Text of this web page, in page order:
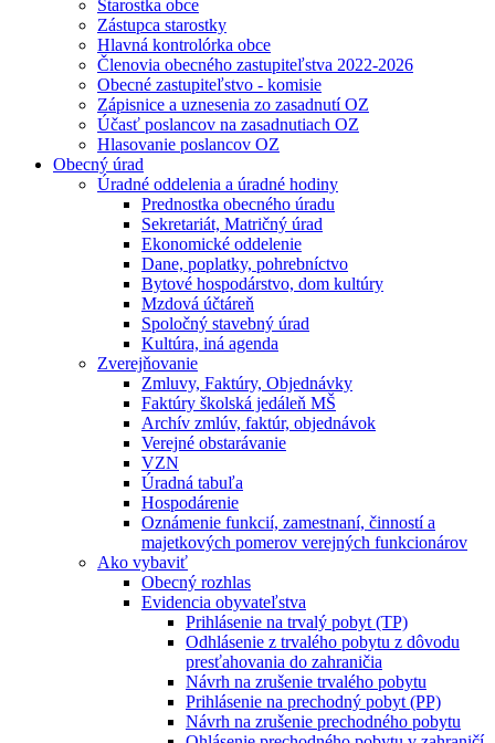
Starostka obce
Zástupca starostky
Hlavná kontrolórka obce
Členovia obecného zastupiteľstva 2022-2026
Obecné zastupiteľstvo - komisie
Zápisnice a uznesenia zo zasadnutí OZ
Účasť poslancov na zasadnutiach OZ
Hlasovanie poslancov OZ
Obecný úrad
Úradné oddelenia a úradné hodiny
Prednostka obecného úradu
Sekretariát, Matričný úrad
Ekonomické oddelenie
Dane, poplatky, pohrebníctvo
Bytové hospodárstvo, dom kultúry
Mzdová účtáreň
Spoločný stavebný úrad
Kultúra, iná agenda
Zverejňovanie
Zmluvy, Faktúry, Objednávky
Faktúry školská jedáleň MŠ
Archív zmlúv, faktúr, objednávok
Verejné obstarávanie
VZN
Úradná tabuľa
Hospodárenie
Oznámenie funkcií, zamestnaní, činností a
majetkových pomerov verejných funkcionárov
Ako vybaviť
Obecný rozhlas
Evidencia obyvateľstva
Prihlásenie na trvalý pobyt (TP)
Odhlásenie z trvalého pobytu z dôvodu
presťahovania do zahraničia
Návrh na zrušenie trvalého pobytu
Prihlásenie na prechodný pobyt (PP)
Návrh na zrušenie prechodného pobytu